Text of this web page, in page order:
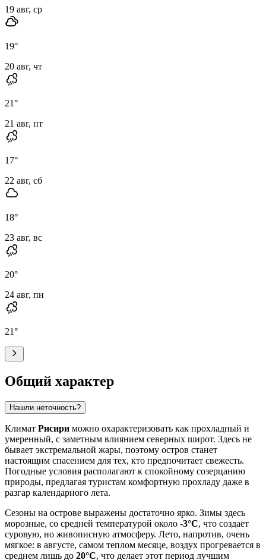
19 авг, ср
19°
20 авг, чт
21°
21 авг, пт
17°
22 авг, сб
18°
23 авг, вс
20°
24 авг, пн
21°
Общий характер
Нашли неточность?
Климат Рисири можно охарактеризовать как прохладный и
умеренный, с заметным влиянием северных широт. Здесь не
бывает экстремальной жары, поэтому остров станет
настоящим спасением для тех, кто предпочитает свежесть.
Погодные условия располагают к спокойному созерцанию
природы, предлагая туристам комфортную прохладу даже в
разгар календарного лета.
Сезоны на острове выражены достаточно ярко. Зимы здесь
морозные, со средней температурой около -3°C, что создает
суровую, но живописную атмосферу. Лето, напротив, очень
мягкое: в августе, самом теплом месяце, воздух прогревается в
среднем лишь до 20°C, что делает этот период лучшим